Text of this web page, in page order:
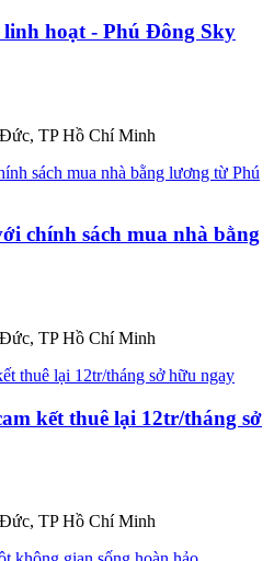
hoạt - Phú Đông Sky
TP Hồ Chí Minh
chính sách mua nhà bằng
TP Hồ Chí Minh
kết thuê lại 12tr/tháng sở
TP Hồ Chí Minh